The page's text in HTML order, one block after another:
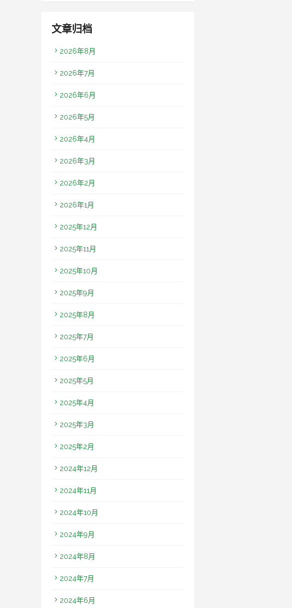
文章归档
2026年8月
2026年7月
2026年6月
2026年5月
2026年4月
2026年3月
2026年2月
2026年1月
2025年12月
2025年11月
2025年10月
2025年9月
2025年8月
2025年7月
2025年6月
2025年5月
2025年4月
2025年3月
2025年2月
2024年12月
2024年11月
2024年10月
2024年9月
2024年8月
2024年7月
2024年6月